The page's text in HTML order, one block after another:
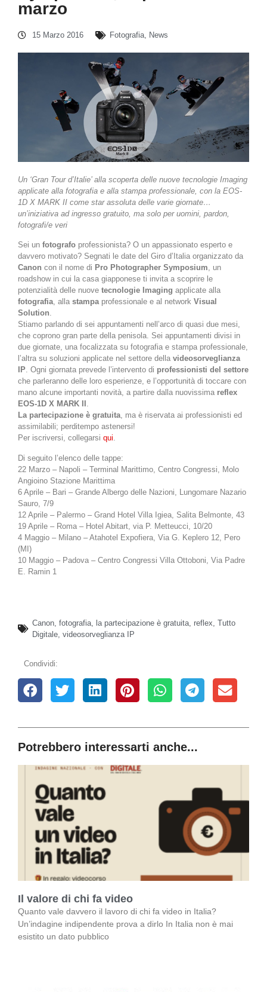
marzo
15 Marzo 2016 Fotografia, News
Un ‘Gran Tour d’Italie’ alla scoperta delle nuove tecnologie Imaging
applicate alla fotografia e alla stampa professionale, con la EOS-
1D X MARK II come star assoluta delle varie giornate…
un’iniziativa ad ingresso gratuito, ma solo per uomini, pardon,
fotografi/e veri
Sei un fotografo professionista? O un appassionato esperto e
davvero motivato? Segnati le date del Giro d’Italia organizzato da
Canon con il nome di Pro Photographer Symposium, un
roadshow in cui la casa giapponese ti invita a scoprire le
potenzialità delle nuove tecnologie Imaging applicate alla
fotografia, alla stampaprofessionale e al network Visual
Solution.
Stiamo parlando di sei appuntamenti nell’arco di quasi due mesi,
che coprono gran parte della penisola. Sei appuntamenti divisi in
due giornate, una focalizzata su fotografia e stampa professionale,
l’altra su soluzioni applicate nel settore della videosorveglianza
IP. Ogni giornata prevede l’intervento di professionisti del settore
che parleranno delle loro esperienze, e l’opportunità di toccare con
mano alcune importanti novità, a partire dalla nuovissima reflex
EOS-1D X MARK II .
La partecipazione è gratuita, ma è riservata ai professionisti ed
assimilabili; perditempo astenersi!
Per iscriversi, collegarsi qui.
Di seguito l’elenco delle tappe:
22 Marzo – Napoli – Terminal Marittimo, Centro Congressi, Molo
Angioino Stazione Marittima
6 Aprile – Bari – Grande Albergo delle Nazioni, Lungomare Nazario
Sauro, 7/9
12 Aprile – Palermo – Grand Hotel Villa Igiea, Salita Belmonte, 43
19 Aprile – Roma – Hotel Abitart, via P. Metteucci, 10/20
4 Maggio – Milano – Atahotel Expofiera, Via G. Keplero 12, Pero
(MI)
10 Maggio – Padova – Centro Congressi Villa Ottoboni, Via Padre
E. Ramin 1
Canon, fotografia, la partecipazione è gratuita, reflex, Tutto
Digitale, videosorveglianza IP
Condividi:
Potrebbero interessarti anche...
Il valore di chi fa video
Quanto vale davvero il lavoro di chi fa video in Italia?
Un’indagine indipendente prova a dirlo In Italia non è mai
esistito un dato pubblico